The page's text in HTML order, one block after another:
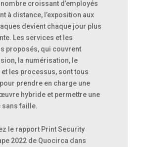
croissant d’employés
à distance, l’exposition aux
devient chaque jour plus
Les services et les
proposés, qui couvrent
la numérisation, le
et les processus, sont tous
prendre en charge une
hybride et permettre une
sans faille.
le rapport Print Security
2022 de Quocirca dans